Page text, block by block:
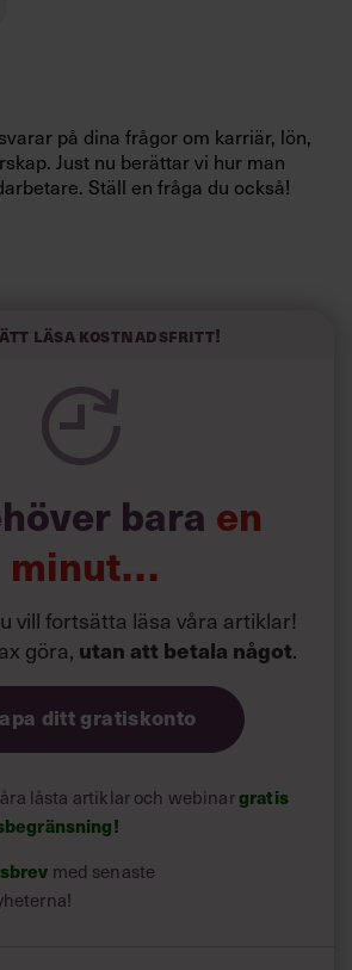
Logga in
Prenumerera
för
på dina frågor om karriär, lön,
Just nu berättar vi hur man
Ställ en fråga du också!
läsa kostnadsfritt!
bara en
minut…
vill fortsätta läsa våra artiklar!
göra, utan att betala något.
ditt gratiskonto
låsta artiklar och webinargratis
med senaste